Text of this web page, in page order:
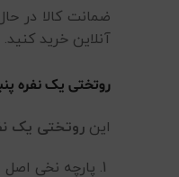
ضمانت کالا در
آنلاین خرید
روتختی یک نفره
این روتختی یک
پارچه نخی اصل